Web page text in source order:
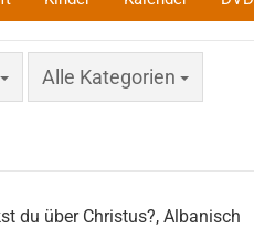
Alle Kategorien
du über Christus?, Albanisch